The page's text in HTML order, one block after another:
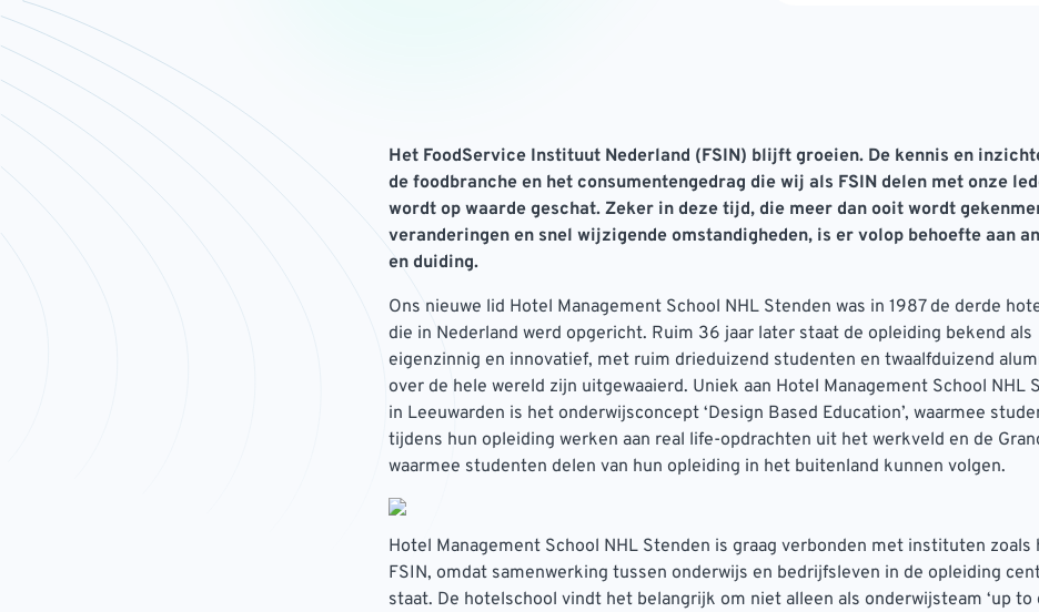
Het FoodService Instituut Nederland (FSIN) blijft groeien. De kennis en
de foodbranche en het consumentengedrag die wij als FSIN delen met onze
wordt op waarde geschat. Zeker in deze tijd, die meer dan ooit wordt
veranderingen en snel wijzigende omstandigheden, is er volop behoefte aan
en duiding.
Ons nieuwe lid Hotel Management School NHL Stenden was in 1987 de derde
die in Nederland werd opgericht. Ruim 36 jaar later staat de opleiding bekend als
eigenzinnig en innovatief, met ruim drieduizend studenten en twaalfduizend
over de hele wereld zijn uitgewaaierd. Uniek aan Hotel Management School NHL
in Leeuwarden is het onderwijsconcept ‘Design Based Education’, waarmee
tijdens hun opleiding werken aan real life-opdrachten uit het werkveld en de
waarmee studenten delen van hun opleiding in het buitenland kunnen volgen.
Hotel Management School NHL Stenden is graag verbonden met instituten zoals
FSIN, omdat samenwerking tussen onderwijs en bedrijfsleven in de opleiding
staat. De hotelschool vindt het belangrijk om niet alleen als onderwijsteam ‘up to